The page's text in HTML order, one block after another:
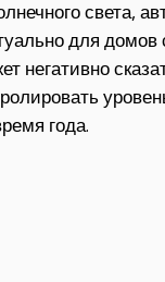
света,
для
негативно
года.